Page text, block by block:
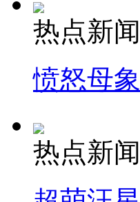
热点新闻
愤怒母
热点新闻